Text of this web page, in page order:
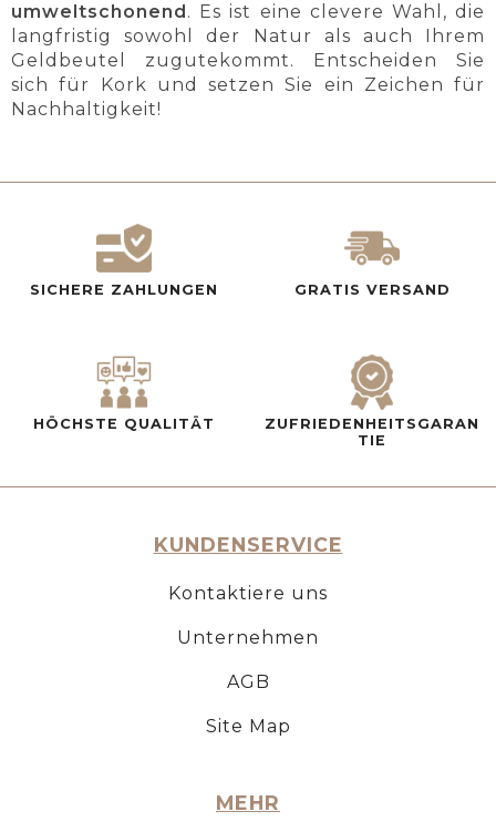
umweltschonend . Es ist eine clevere Wahl, die
langfristig sowohl der Natur als auch Ihrem
Geldbeutel zugutekommt. Entscheiden Sie
sich für Kork und setzen Sie ein Zeichen für
Nachhaltigkeit!
SICHERE ZAHLUNGEN GRATIS VERSAND
HÖCHSTE QUALITÄT
ZUFRIEDENHEITSGARAN
TIE
KUNDENSERVICE
Kontaktiere uns
Unternehmen
AGB
Site Map
MEHR